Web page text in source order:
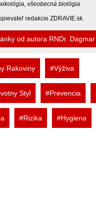
všeobecná biológia
redakcie ZDRAVIE.sk.
od autora RNDr.
Rakoviny #Výživa
Styl #Prevencia
#Rizika #Hygiena